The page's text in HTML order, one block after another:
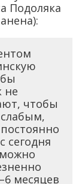
Подоляка
не
чтобы
сегодня
месяцев